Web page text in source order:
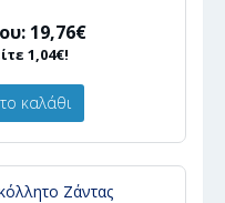
19,76€
1,04€!
καλάθι
Ζάντας